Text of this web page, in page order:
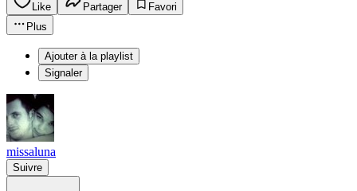
Like Partager
Favori
Plus
Ajouter à la playlist
Signaler
missaluna
Suivre